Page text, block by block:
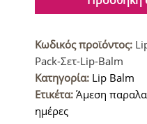
Cola
Pack
Σετ
Βάλσαμο
Χειλιών
8x4gr
Κωδικός προϊόντος:
Pack-Σετ-Lip-Balm
Κατηγορία: Lip Balm
Ετικέτα: Άμεση
ημέρες